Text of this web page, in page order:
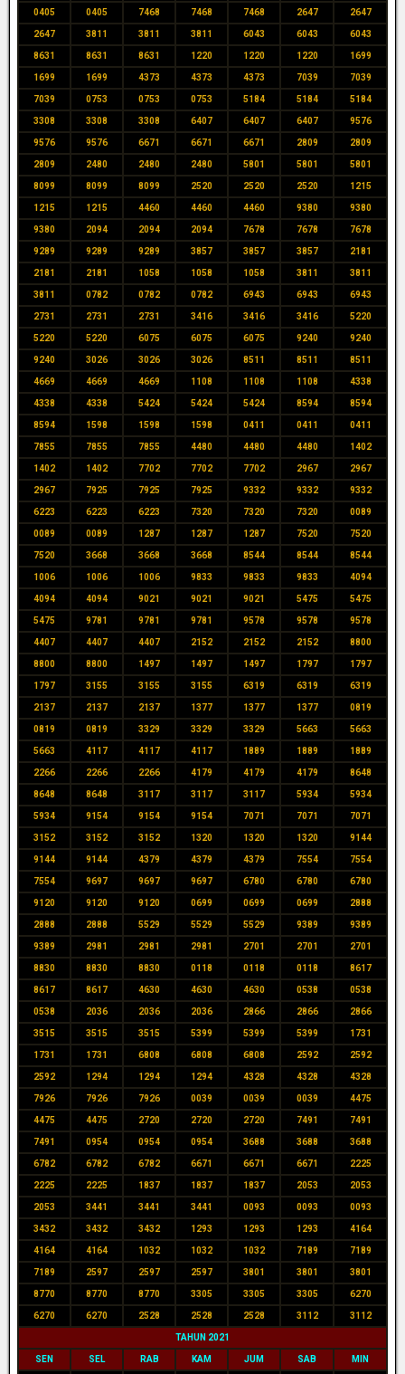
0405 0405 7468 7468 7468 2647 2647
2647 3811 3811 3811 6043 6043 6043
8631 8631 8631 1220 1220 1220 1699
1699 1699 4373 4373 4373 7039 7039
7039 0753 0753 0753 5184 5184 5184
3308 3308 3308 6407 6407 6407 9576
9576 9576 6671 6671 6671 2809 2809
2809 2480 2480 2480 5801 5801 5801
8099 8099 8099 2520 2520 2520 1215
1215 1215 4460 4460 4460 9380 9380
9380 2094 2094 2094 7678 7678 7678
9289 9289 9289 3857 3857 3857 2181
2181 2181 1058 1058 1058 3811 3811
3811 0782 0782 0782 6943 6943 6943
2731 2731 2731 3416 3416 3416 5220
5220 5220 6075 6075 6075 9240 9240
9240 3026 3026 3026 8511 8511 8511
4669 4669 4669 1108 1108 1108 4338
4338 4338 5424 5424 5424 8594 8594
8594 1598 1598 1598 0411 0411 0411
7855 7855 7855 4480 4480 4480 1402
1402 1402 7702 7702 7702 2967 2967
2967 7925 7925 7925 9332 9332 9332
6223 6223 6223 7320 7320 7320 0089
0089 0089 1287 1287 1287 7520 7520
7520 3668 3668 3668 8544 8544 8544
1006 1006 1006 9833 9833 9833 4094
4094 4094 9021 9021 9021 5475 5475
5475 9781 9781 9781 9578 9578 9578
4407 4407 4407 2152 2152 2152 8800
8800 8800 1497 1497 1497 1797 1797
1797 3155 3155 3155 6319 6319 6319
2137 2137 2137 1377 1377 1377 0819
0819 0819 3329 3329 3329 5663 5663
5663 4117 4117 4117 1889 1889 1889
2266 2266 2266 4179 4179 4179 8648
8648 8648 3117 3117 3117 5934 5934
5934 9154 9154 9154 7071 7071 7071
3152 3152 3152 1320 1320 1320 9144
9144 9144 4379 4379 4379 7554 7554
7554 9697 9697 9697 6780 6780 6780
9120 9120 9120 0699 0699 0699 2888
2888 2888 5529 5529 5529 9389 9389
9389 2981 2981 2981 2701 2701 2701
8830 8830 8830 0118 0118 0118 8617
8617 8617 4630 4630 4630 0538 0538
0538 2036 2036 2036 2866 2866 2866
3515 3515 3515 5399 5399 5399 1731
1731 1731 6808 6808 6808 2592 2592
2592 1294 1294 1294 4328 4328 4328
7926 7926 7926 0039 0039 0039 4475
4475 4475 2720 2720 2720 7491 7491
7491 0954 0954 0954 3688 3688 3688
6782 6782 6782 6671 6671 6671 2225
2225 2225 1837 1837 1837 2053 2053
2053 3441 3441 3441 0093 0093 0093
3432 3432 3432 1293 1293 1293 4164
4164 4164 1032 1032 1032 7189 7189
7189 2597 2597 2597 3801 3801 3801
8770 8770 8770 3305 3305 3305 6270
6270 6270 2528 2528 2528 3112 3112
TAHUN 2021
SEN SEL RAB KAM JUM SAB MIN